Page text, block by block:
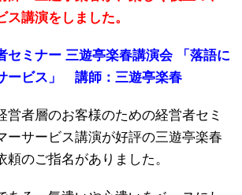
講演をしました。
セミナー 三遊亭楽春講演会 「落語に
ービス」 講師：三遊亭楽春
営者層のお客様のための経営者セミ
ーサービス講演が好評の三遊亭楽春
頼のご指名がありました。